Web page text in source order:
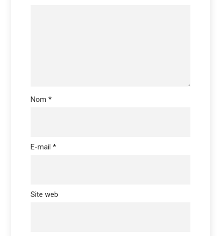
Nom*
E-mail*
Site web